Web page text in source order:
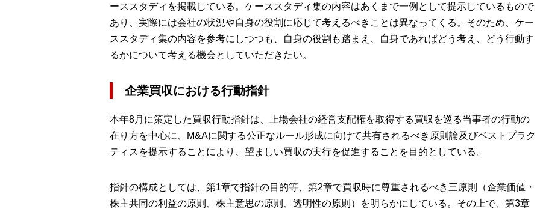
ーススタディを掲載している。ケーススタディ集の内容はあくまで一例として提示しているもので
あり、実際には会社の状況や自身の役割に応じて考えるべきことは異なってくる。そのため、ケー
ススタディ集の内容を参考にしつつも、自身の役割も踏まえ、自身であればどう考え、どう行動す
るかについて考える機会としていただきたい。
企業買収における行動指針
本年8月に策定した買収行動指針は、上場会社の経営支配権を取得する買収を巡る当事者の行動の
在り方を中心に、M&Aに関する公正なルール形成に向けて共有されるべき原則論及びベストプラク
ティスを提示することにより、望ましい買収の実行を促進することを目的としている。
指針の構成としては、第1章で指針の目的等、第2章で買収時に尊重されるべき三原則（企業価値・
株主共同の利益の原則、株主意思の原則、透明性の原則）を明らかにしている。その上で、第3章